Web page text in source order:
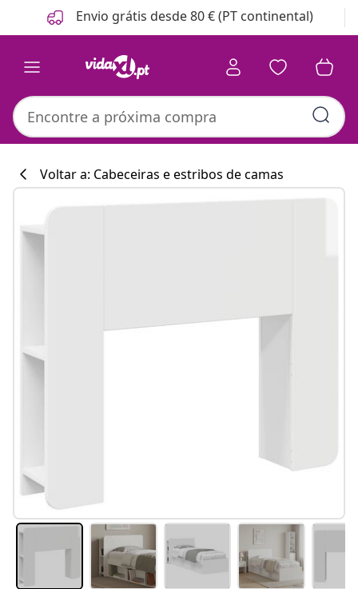
Anterior
Seguinte Envio grátis desde 80 € (PT continental)
Voltar a: Cabeceiras e estribos de camas